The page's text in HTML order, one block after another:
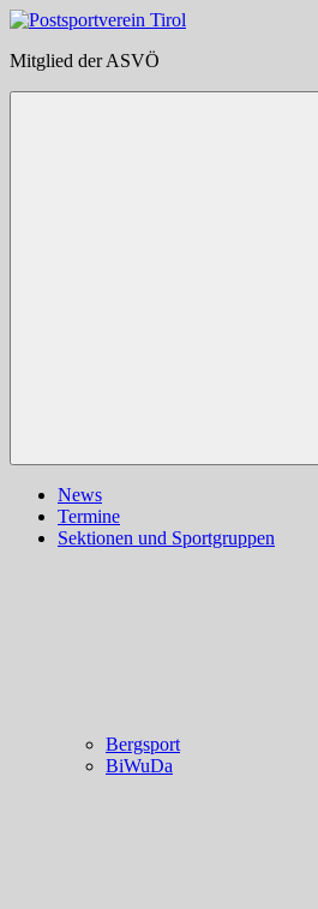
Zum
springen
Postsportverein
Mitglied der ASVÖ
News
Termine
Sektionen und Sportgruppen
Bergsport
BiWuDa